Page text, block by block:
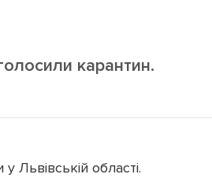
карантин.
області.